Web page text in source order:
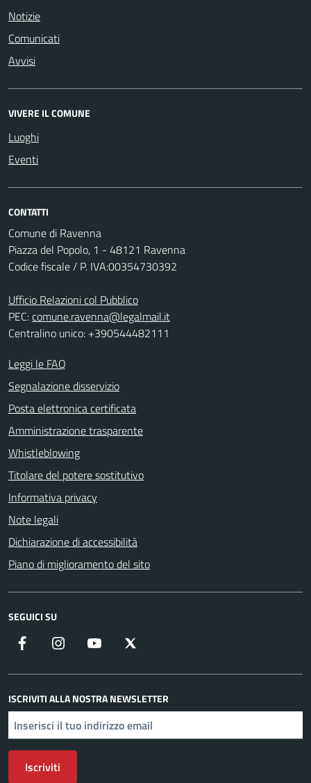
Notizie
Comunicati
Avvisi
VIVERE IL COMUNE
Luoghi
Eventi
CONTATTI
Comune di Ravenna
Piazza del Popolo, 1 - 48121 Ravenna
Codice fiscale / P. IVA:00354730392
Ufficio Relazioni col Pubblico
PEC:comune.ravenna@legalmail.it
Centralino unico: +390544482111
Leggi le FAQ
Segnalazione disservizio
Posta elettronica certificata
Amministrazione trasparente
Whistleblowing
Titolare del potere sostitutivo
Informativa privacy
Note legali
Dichiarazione di accessibilità
Piano di miglioramento del sito
SEGUICI SU
Facebook Instagram YouTube
ISCRIVITI ALLA NOSTRA NEWSLETTER